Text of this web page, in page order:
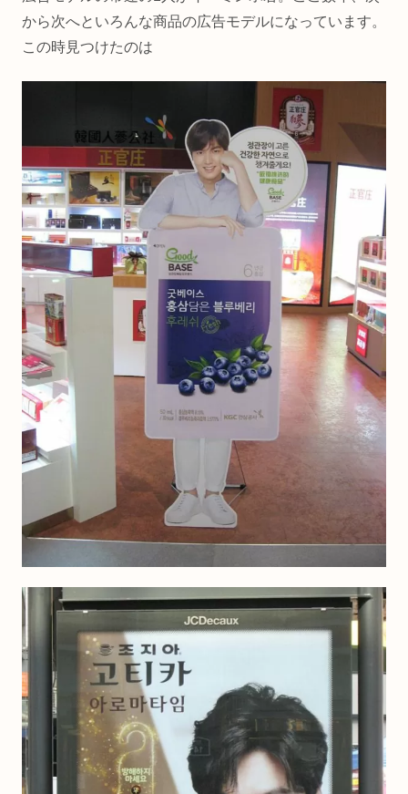
から次へといろんな商品の広告モデルになっています。
この時見つけたのは